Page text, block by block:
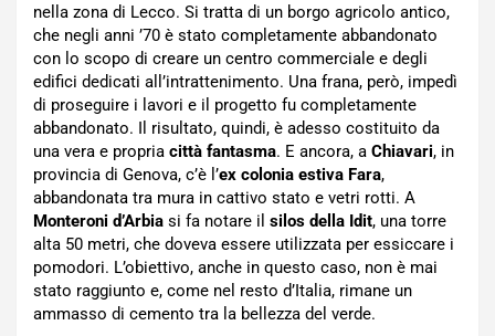
nella zona di Lecco. Si tratta di un borgo agricolo antico,
che negli anni ’70 è stato completamente abbandonato
con lo scopo di creare un centro commerciale e degli
edifici dedicati all’intrattenimento. Una frana, però, impedì
di proseguire i lavori e il progetto fu completamente
abbandonato. Il risultato, quindi, è adesso costituito da
una vera e propria città fantasma. E ancora, a Chiavari, in
provincia di Genova, c’è l’ex colonia estiva Fara,
abbandonata tra mura in cattivo stato e vetri rotti. A
Monteroni d’Arbia si fa notare il silos della Idit, una torre
alta 50 metri, che doveva essere utilizzata per essiccare i
pomodori. L’obiettivo, anche in questo caso, non è mai
stato raggiunto e, come nel resto d’Italia, rimane un
ammasso di cemento tra la bellezza del verde.